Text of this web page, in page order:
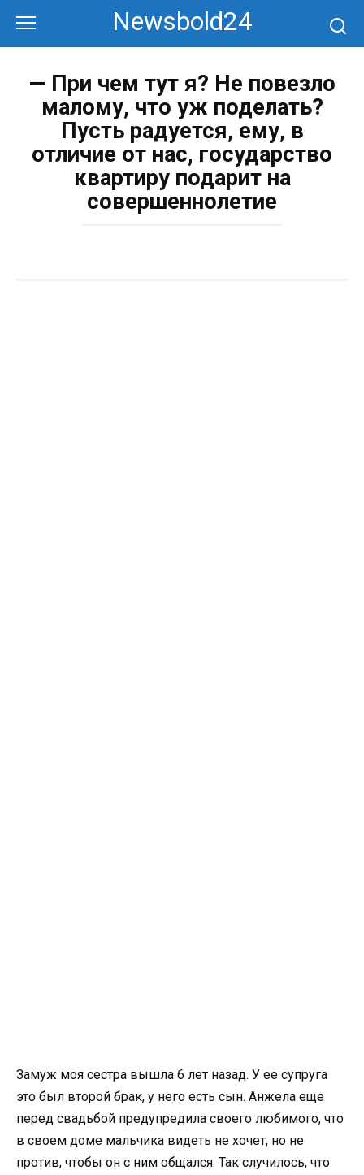
контенту
Newsbold24
— При чем тут я? Не повезло
малому, что уж поделать?
Пусть радуется, ему, в
отличие от нас, государство
квартиру подарит на
совершеннолетие
Замуж моя сестра вышла 6 лет назад. У ее супруга
это был второй брак, у него есть сын. Анжела еще
перед свадьбой предупредила своего любимого, что
в своем доме мальчика видеть не хочет, но не
против, чтобы он с ним общался. Так случилось, что